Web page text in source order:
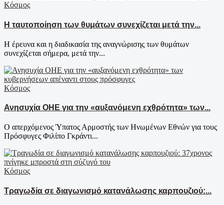
Κόσμος
Η ταυτοποίηση των θυμάτων συνεχίζεται μετά την...
Η έρευνα και η διαδικασία της αναγνώρισης των θυμάτων
συνεχίζεται σήμερα, μετά την...
Κόσμος
Ανησυχία ΟΗΕ για την «αυξανόμενη εχθρότητα» των...
Ο απερχόμενος Ύπατος Αρμοστής των Ηνωμένων Εθνών για τους
Πρόσφυγες Φιλίπο Γκράντι...
Κόσμος
Τραγωδία σε διαγωνισμό κατανάλωσης καρπουζιού:...